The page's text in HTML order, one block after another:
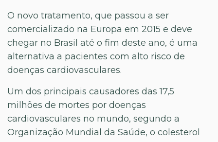
O novo tratamento, que passou a ser
comercializado na Europa em 2015 e deve
chegar no Brasil até o fim deste ano, é uma
alternativa a pacientes com alto risco de
doenças cardiovasculares.
Um dos principais causadores das 17,5
milhões de mortes por doenças
cardiovasculares no mundo, segundo a
Organização Mundial da Saúde, o colesterol